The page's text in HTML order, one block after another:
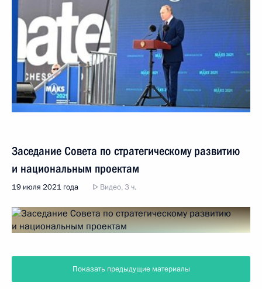
Заседание Совета по стратегическому развитию
и национальным проектам
19 июля 2021 года Видео, 3 ч.
Показать предыдущие материалы